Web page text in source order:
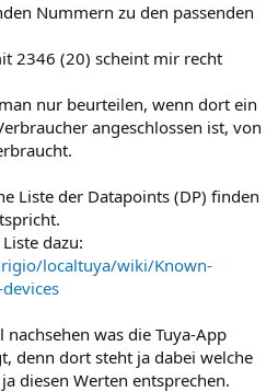
Nummern zu den passenden
2346 (20) scheint mir recht
nur beurteilen, wenn dort ein
angeschlossen ist, von
Liste der Datapoints (DP) finden
dazu:
localtuya/wiki/Known-
was die Tuya-App
denn dort steht ja dabei welche
diesen Werten entsprechen.